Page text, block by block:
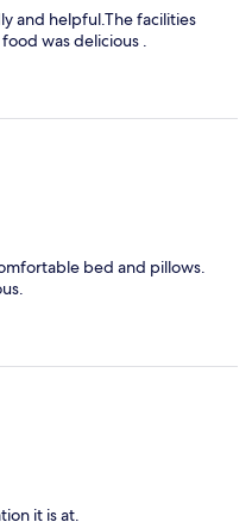
and helpful.The facilities
was delicious .
bed and pillows.
it is at.